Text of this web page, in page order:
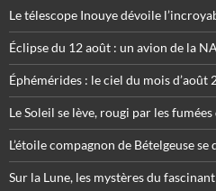
Le télescope Inouye dévoile
Éclipse du 12 août : un avion de la
Éphémérides : le ciel du mois d’août
Le Soleil se lève, rougi par les
L’étoile compagnon de Bételgeuse
Sur la Lune, les mystères du